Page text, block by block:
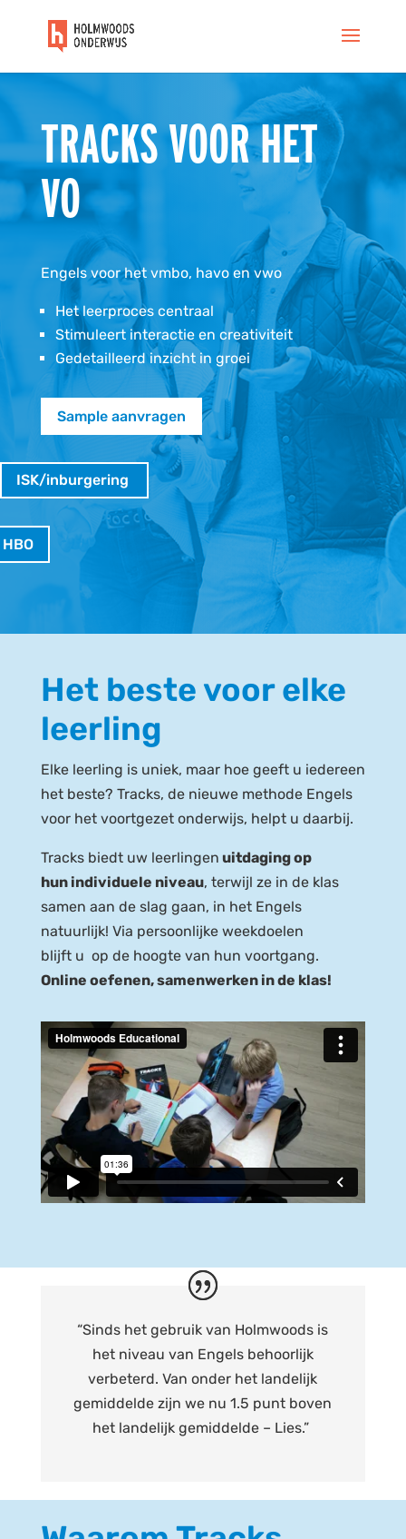
TRACKS VOOR HET
VO
Engels voor het vmbo, havo en vwo
Het leerproces centraal
Stimuleert interactie en creativiteit
Gedetailleerd inzicht in groei
Sample aanvragen
ISK/inburgering
Het beste voor elke
leerling
Elke leerling is uniek, maar hoe geeft u iedereen
het beste? Tracks, de nieuwe methode Engels
voor het voortgezet onderwijs, helpt u daarbij.
Tracks biedt uw leerlingen uitdaging op
hun individuele niveau, terwijl ze in de klas
samen aan de slag gaan, in het Engels
natuurlijk! Via persoonlijke weekdoelen
blijft u op de hoogte van hun voortgang.
Online oefenen, samenwerken in de klas!
“Sinds het gebruik van Holmwoods is
het niveau van Engels behoorlijk
verbeterd. Van onder het landelijk
gemiddelde zijn we nu 1.5 punt boven
het landelijk gemiddelde – Lies.”